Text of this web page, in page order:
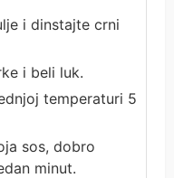
i dinstajte crni
i beli luk.
temperaturi 5
sos, dobro
minut.